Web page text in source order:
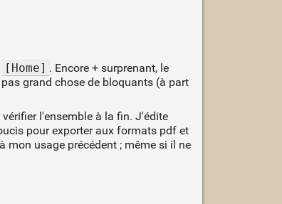
[Home] . Encore + surprenant, le
grand chose de bloquants (à part
l'ensemble à la fin. J'édite
pour exporter aux formats pdf et
usage précédent ; même si il ne